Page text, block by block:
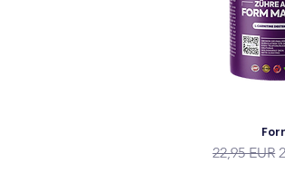
Szokásos
22,95 EUR